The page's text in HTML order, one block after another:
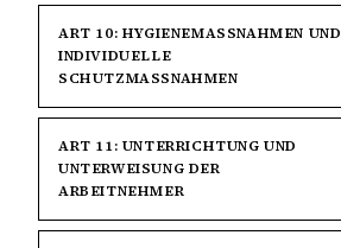
ART 10: HYGIENEMASSNAHMEN UND I
NDIVIDUELLE S
CHUTZMASSNAHMEN
ART 11: UNTERRICHTUNG UND
UNTERWEISUNG DER
ARBEITNEHMER